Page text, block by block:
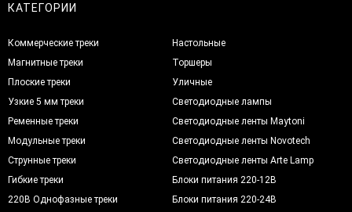
КАТЕГОРИИ
Коммерческие треки
Магнитные треки
Плоские треки
Узкие 5 мм треки
Ременные треки
Модульные треки
Струнные треки
Гибкие треки
220В Однофазные треки
Настольные
Торшеры
Уличные
Светодиодные лампы
Светодиодные ленты Maytoni
Светодиодные ленты Novotech
Светодиодные ленты Arte Lamp
Блоки питания 220-12В
Блоки питания 220-24В